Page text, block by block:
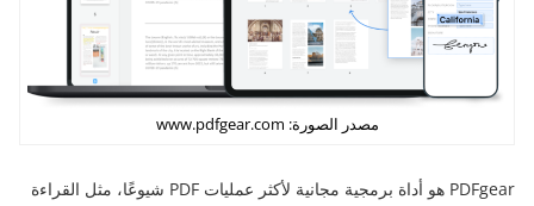
مصدر الصورة: www.pdfgear.com
PDFgear هو أداة برمجية مجانية لأكثر عمليات PDF شيوعًا، مثل القراءة